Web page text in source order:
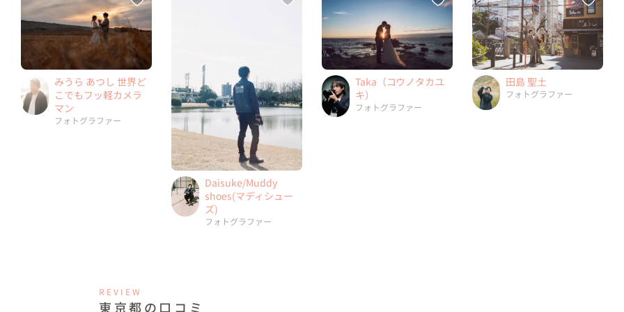
みうら あつし 世界ど
こでもフッ軽カメラ
マン
フォトグラファー
Daisuke/Muddy
shoes(マディシュー
ズ)
フォトグラファー
Taka（コウノタカユ
キ）
フォトグラファー
田島 聖土
フォトグラファー
REVIEW
東京都の口コミ